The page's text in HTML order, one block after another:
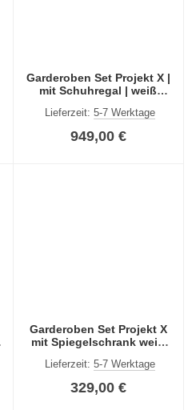
Garderoben Set Projekt X |
mit Schuhregal | weiß
Lieferzeit:5-7 Werktage
949,00 €
Garderoben Set Projekt X
mit Spiegelschrank weiß
Lieferzeit:5-7 Werktage
329,00 €